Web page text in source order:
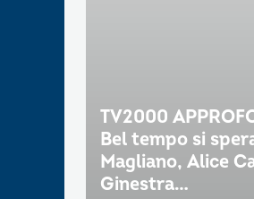
TV2000
Bel tempo si
Magliano, Alice
Ginestra…